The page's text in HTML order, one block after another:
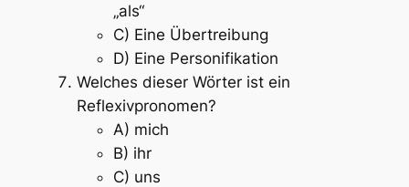
„als“
C) Eine Übertreibung
D) Eine Personifikation
Welches dieser Wörter ist ein
Reflexivpronomen?
A) mich
B) ihr
C) uns